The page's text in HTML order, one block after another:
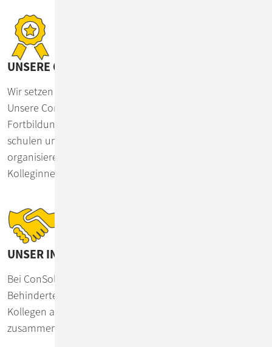
UNSERE QUALIFIZIERUNG
Wir setzen auf Wissenszuwachs statt Information Hiding.
Unsere ConSol Akademie ist eine virtuelle
Fortbildungsplattform, über die wir uns untereinander
schulen und die wir über Angebot und Nachfrage selbst
organisieren. Die Akademie steht auch unseren
Kolleginnen und Kollegen in Elternzeit offen.
UNSER INKLUSIONSPROGRAMM
Bei ConSol wird Inklusion aktiv gelebt und geleistet.
Behinderte und nichtbehinderte Kolleginnen und
Kollegen arbeiten selbstverständlich und selbstbestimmt
zusammen.